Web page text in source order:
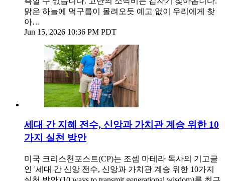
맑은 하늘에 먹구름이 몰려오듯 예고 없이 우리에게 찾
아…
Jun 15, 2026 10:36 PM PDT
세대 간 지혜 전수, 신앙과 가치관 계승 위한 10
가지 실천 방안
미국 크리스천포스트(CP)는 조셉 마테라 목사의 기고글
인 '세대 간 신앙 전수, 신앙과 가치관 계승 위한 10가지